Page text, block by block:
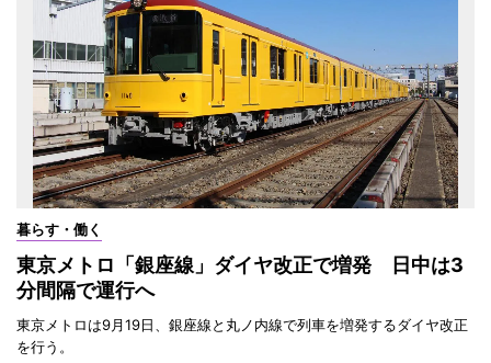
暮らす・働く
東京メトロ「銀座線」ダイヤ改正で増発 日中は3
分間隔で運行へ
東京メトロは9月19日、銀座線と丸ノ内線で列車を増発するダイヤ改正
を行う。